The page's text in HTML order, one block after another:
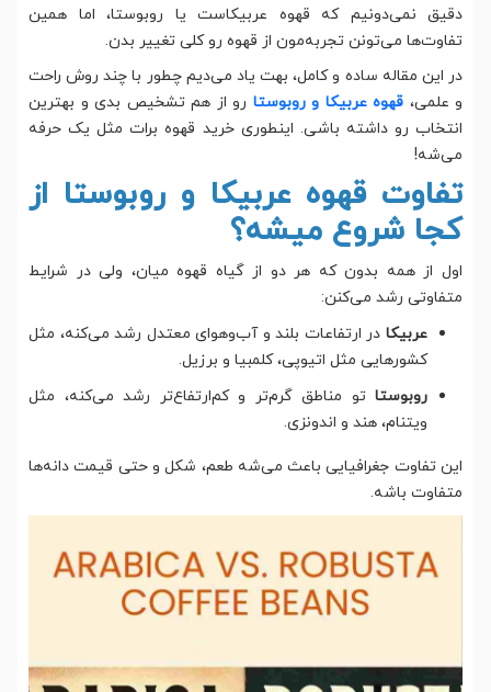
دقیق نمی‌دونیم که قهوه عربیکاست یا روبوستا، اما همین
تفاوت‌ها می‌تونن تجربه‌مون از قهوه رو کلی تغییر بدن.
در این مقاله ساده و کامل، بهت یاد می‌دیم چطور با چند روش راحت
و علمی، قهوه عربیکا و روبوستا رو از هم تشخیص بدی و بهترین
انتخاب رو داشته باشی. اینطوری خرید قهوه برات مثل یک حرفه
می‌شه!
تفاوت قهوه عربیکا و روبوستا از
کجا شروع میشه؟
اول از همه بدون که هر دو از گیاه قهوه میان، ولی در شرایط
متفاوتی رشد می‌کنن:
عربیکا در ارتفاعات بلند و آب‌وهوای معتدل رشد می‌کنه، مثل
کشورهایی مثل اتیوپی، کلمبیا و برزیل.
روبوستا تو مناطق گرم‌تر و کم‌ارتفاع‌تر رشد می‌کنه، مثل
ویتنام، هند و اندونزی.
این تفاوت جغرافیایی باعث می‌شه طعم، شکل و حتی قیمت دانه‌ها
متفاوت باشه.